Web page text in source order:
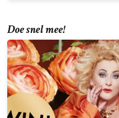
Doe snel mee!